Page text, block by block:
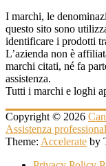
I marchi, le
questo sito sono
identificare i prodotti
L’azienda non è
marchi citati, né fa
assistenza.
Tutti i marchi e loghi
Copyright © 2026
Assistenza
Theme: Accelerate by